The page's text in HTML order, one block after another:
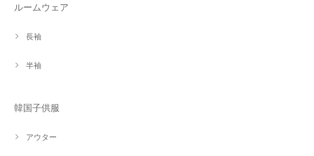
ルームウェア
長袖
半袖
韓国子供服
アウター